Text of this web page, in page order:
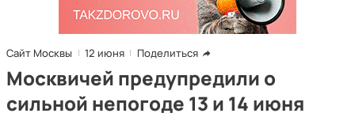
Сайт Москвы 12 июня Поделиться
Москвичей предупредили о
сильной непогоде 13 и 14 июня